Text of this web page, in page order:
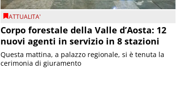
ATTUALITA'
Corpo forestale della Valle d’Aosta: 12
nuovi agenti in servizio in 8 stazioni
Questa mattina, a palazzo regionale, si è tenuta la
cerimonia di giuramento